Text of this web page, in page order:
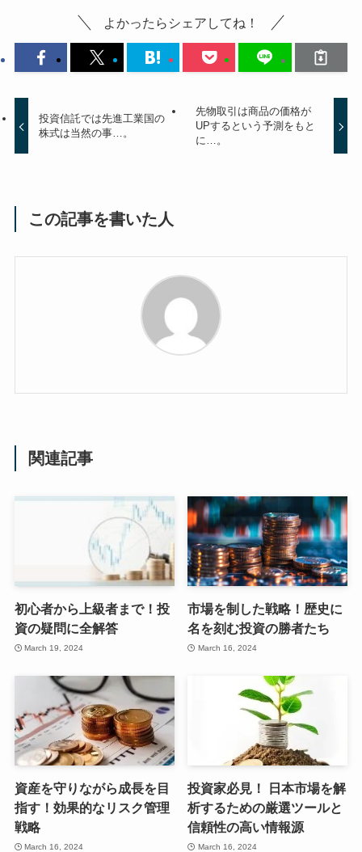
よかったらシェアしてね！
投資信託では先進工業国の
株式は当然の事…。
先物取引は商品の価格が
UPするという予測をもと
に…。
この記事を書いた人
関連記事
初心者から上級者まで！投
資の疑問に全解答
March 19, 2024
市場を制した戦略！歴史に
名を刻む投資の勝者たち
March 16, 2024
資産を守りながら成長を目
指す！効果的なリスク管理
戦略
March 16, 2024
投資家必見！ 日本市場を解
析するための厳選ツールと
信頼性の高い情報源
March 16, 2024